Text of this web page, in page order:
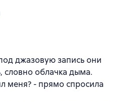
4 на основе 125 оценок
джазовую запись они
словно облачка дыма.
меня? - прямо спросила